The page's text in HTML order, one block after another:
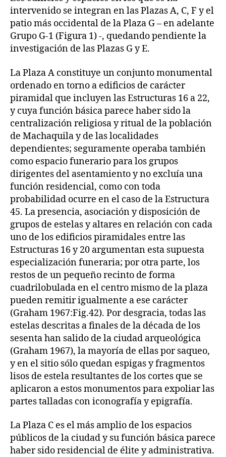
intervenido se integran en las Plazas A, C, F y el
patio más occidental de la Plaza G – en adelante
Grupo G-1 (Figura 1) -, quedando pendiente la
investigación de las Plazas G y E.
La Plaza A constituye un conjunto monumental
ordenado en torno a edificios de carácter
piramidal que incluyen las Estructuras 16 a 22,
y cuya función básica parece haber sido la
centralización religiosa y ritual de la población
de Machaquila y de las localidades
dependientes; seguramente operaba también
como espacio funerario para los grupos
dirigentes del asentamiento y no excluía una
función residencial, como con toda
probabilidad ocurre en el caso de la Estructura
45. La presencia, asociación y disposición de
grupos de estelas y altares en relación con cada
uno de los edificios piramidales entre las
Estructuras 16 y 20 argumentan esta supuesta
especialización funeraria; por otra parte, los
restos de un pequeño recinto de forma
cuadrilobulada en el centro mismo de la plaza
pueden remitir igualmente a ese carácter
(Graham 1967:Fig.42). Por desgracia, todas las
estelas descritas a finales de la década de los
sesenta han salido de la ciudad arqueológica
(Graham 1967), la mayoría de ellas por saqueo,
y en el sitio sólo quedan espigas y fragmentos
lisos de estela resultantes de los cortes que se
aplicaron a estos monumentos para expoliar las
partes talladas con iconografía y epigrafía.
La Plaza C es el más amplio de los espacios
públicos de la ciudad y su función básica parece
haber sido residencial de élite y administrativa.